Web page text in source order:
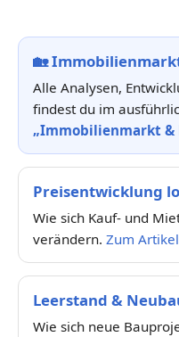
🏡
Alle Analysen,
findest du im
„Immobilienmarkt &
Preisentwicklung
Wie sich Kauf- und
verändern. Zum Artikel
Leerstand &
Wie sich neue